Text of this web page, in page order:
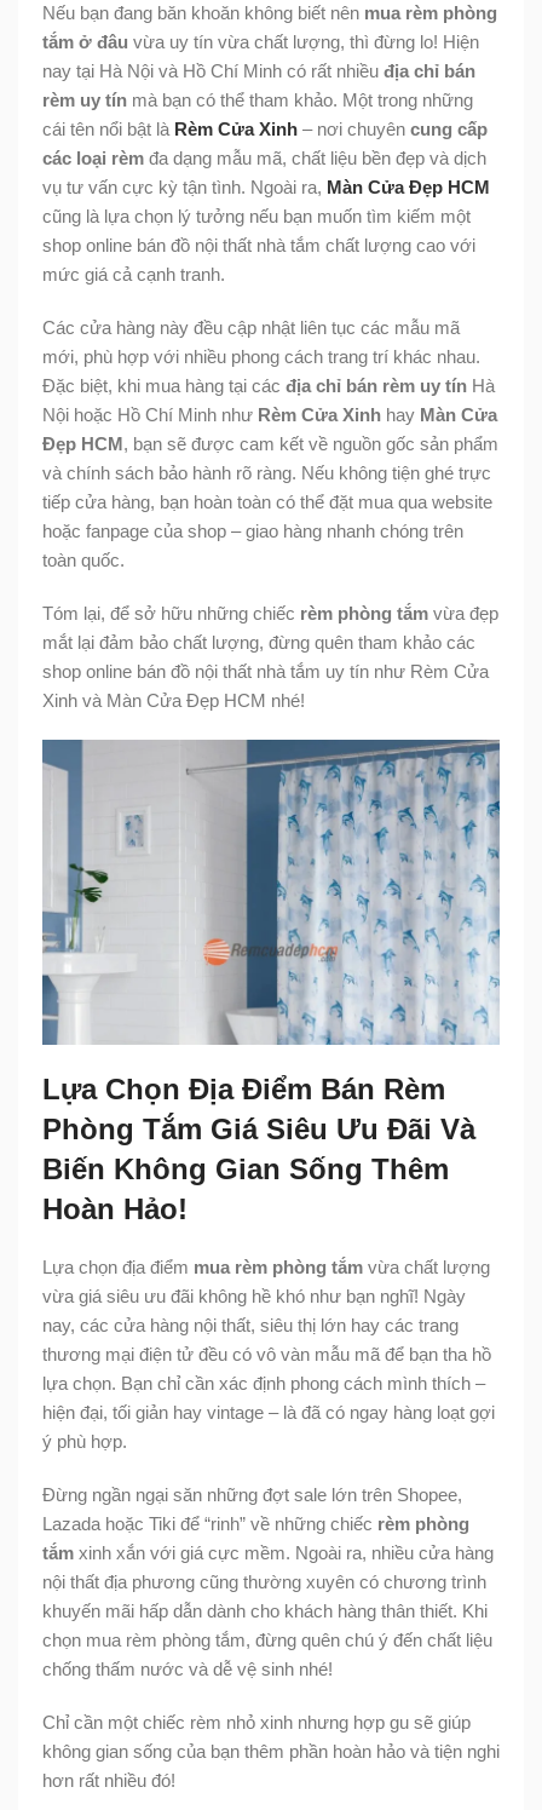
Nếu bạn đang băn khoăn không biết nên mua rèm phòng
tắm ở đâu vừa uy tín vừa chất lượng, thì đừng lo! Hiện
nay tại Hà Nội và Hồ Chí Minh có rất nhiều địa chỉ bán
rèm uy tín mà bạn có thể tham khảo. Một trong những
cái tên nổi bật là Rèm Cửa Xinh – nơi chuyên cung cấp
các loại rèm đa dạng mẫu mã, chất liệu bền đẹp và dịch
vụ tư vấn cực kỳ tận tình. Ngoài ra, Màn Cửa Đẹp HCM
cũng là lựa chọn lý tưởng nếu bạn muốn tìm kiếm một
shop online bán đồ nội thất nhà tắm chất lượng cao với
mức giá cả cạnh tranh.
Các cửa hàng này đều cập nhật liên tục các mẫu mã
mới, phù hợp với nhiều phong cách trang trí khác nhau.
Đặc biệt, khi mua hàng tại các địa chỉ bán rèm uy tín Hà
Nội hoặc Hồ Chí Minh như Rèm Cửa Xinh hay Màn Cửa
Đẹp HCM, bạn sẽ được cam kết về nguồn gốc sản phẩm
và chính sách bảo hành rõ ràng. Nếu không tiện ghé trực
tiếp cửa hàng, bạn hoàn toàn có thể đặt mua qua website
hoặc fanpage của shop – giao hàng nhanh chóng trên
toàn quốc.
Tóm lại, để sở hữu những chiếc rèm phòng tắm vừa đẹp
mắt lại đảm bảo chất lượng, đừng quên tham khảo các
shop online bán đồ nội thất nhà tắm uy tín như Rèm Cửa
Xinh và Màn Cửa Đẹp HCM nhé!
Lựa Chọn Địa Điểm Bán Rèm
Phòng Tắm Giá Siêu Ưu Đãi Và
Biến Không Gian Sống Thêm
Hoàn Hảo!
Lựa chọn địa điểm mua rèm phòng tắm vừa chất lượng
vừa giá siêu ưu đãi không hề khó như bạn nghĩ! Ngày
nay, các cửa hàng nội thất, siêu thị lớn hay các trang
thương mại điện tử đều có vô vàn mẫu mã để bạn tha hồ
lựa chọn. Bạn chỉ cần xác định phong cách mình thích –
hiện đại, tối giản hay vintage – là đã có ngay hàng loạt gợi
ý phù hợp.
Đừng ngần ngại săn những đợt sale lớn trên Shopee,
Lazada hoặc Tiki để “rinh” về những chiếc rèm phòng
tắm xinh xắn với giá cực mềm. Ngoài ra, nhiều cửa hàng
nội thất địa phương cũng thường xuyên có chương trình
khuyến mãi hấp dẫn dành cho khách hàng thân thiết. Khi
chọn mua rèm phòng tắm, đừng quên chú ý đến chất liệu
chống thấm nước và dễ vệ sinh nhé!
Chỉ cần một chiếc rèm nhỏ xinh nhưng hợp gu sẽ giúp
không gian sống của bạn thêm phần hoàn hảo và tiện nghi
hơn rất nhiều đó!